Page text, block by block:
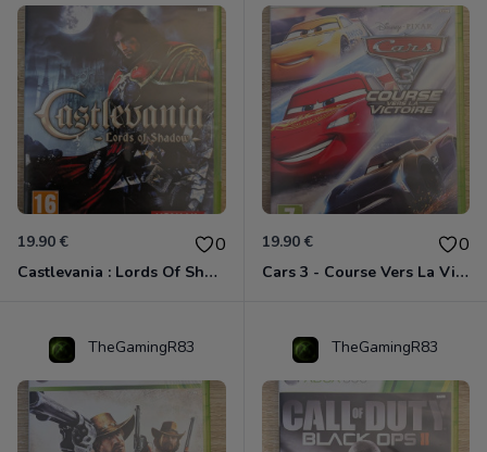
19.90 € 0
Castlevania : Lords Of Shadow Xbox 360
19.90 € 0
Cars 3 - Course Vers La Victoire Xbox 360
TheGamingR83 TheGamingR83